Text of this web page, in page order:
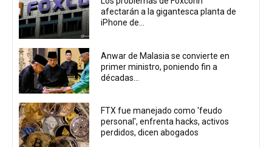
afectarán a la gigantesca planta de
iPhone de...
Anwar de Malasia se convierte en
primer ministro, poniendo fin a
décadas...
FTX fue manejado como 'feudo
personal', enfrenta hacks, activos
perdidos, dicen abogados